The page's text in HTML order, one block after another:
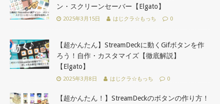
ン・スクリーンセーバー【Elgato】
2025年3月15日 はじクラ☆もっち 0
【超かんたん】StreamDeckに動くGifボタンを作
ろう！自作・カスタマイズ【徹底解説】
【Elgato】
2025年3月8日 はじクラ☆もっち 0
【超かんたん！】StreamDeckのボタンの作り方！